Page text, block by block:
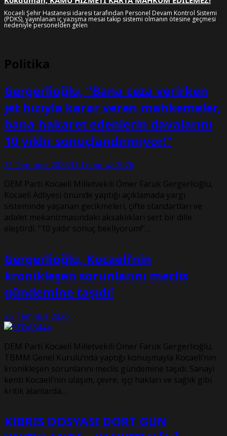
Kocaeli Şehir Hastanesi idaresi tarafından Personel Devam Kontrol Sistemi
(PDKS), yayınlanan iç yazışma mesai takip sistemi olmanın ötesine geçmesi
nedeniyle personelden gelen
Politika
Gergerlioğlu, “Bana ceza verirken
jet hızıyla karar veren mahkemeler,
bana hakaret edenlerin davalarını
10 yıldır sonuçlandırmıyor!”
31 Temmuz 202631 Temmuz 2026
DEM Parti Kocaeli Milletvekili Ömer Faruk Gergerlioğlu,
Kocaeli Adliyesi önünde yaptığı açıklamada yargı
sisteminde yaşanan gecikmeleri, çifte standartları ve
adalet mekanizmasındaki aksaklıkları sert bir dille
eleştirdi. “10 yıldır sonuç bekliyorum!”…
Gergerlioğlu, Kocaeli’nin
kronikleşen sorunlarını meclis
gündemine taşıdı!
25 Temmuz 2026
DEM Parti Kocaeli Milletvekili Ömer Faruk Gergerlioğlu,
TBMM Genel Kurulu’nda yaptığı konuşmayla Kocaeli’nin
kronikleşen sorunlarını meclis gündemine taşıdı. Sanayi
kenti Kocaeli’nin ulaşım, çevre, işçi hakları ve sağlık gibi
kritik alanlarda…
KIBRIS DOSYASI DÖRT GÜN